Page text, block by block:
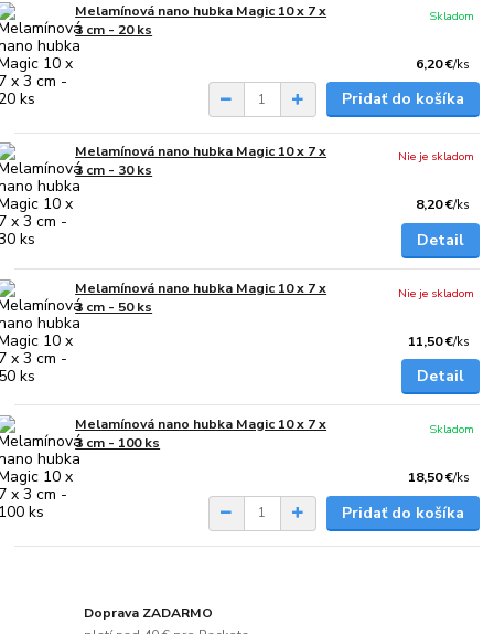
Melamínová nano hubka Magic 10 x 7 x
3 cm - 20 ks
6,20 €/ks
Skladom
Pridať do košíka
Melamínová nano hubka Magic 10 x 7 x
3 cm - 30 ks
8,20 €/ks
Nie je skladom
Detail
Melamínová nano hubka Magic 10 x 7 x
3 cm - 50 ks
11,50 €/ks
Nie je skladom
Detail
Melamínová nano hubka Magic 10 x 7 x
3 cm - 100 ks
18,50 €/ks
Skladom
Pridať do košíka
Doprava ZADARMO